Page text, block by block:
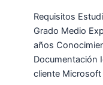
Requisitos
Grado Medio
años
Documentación
cliente